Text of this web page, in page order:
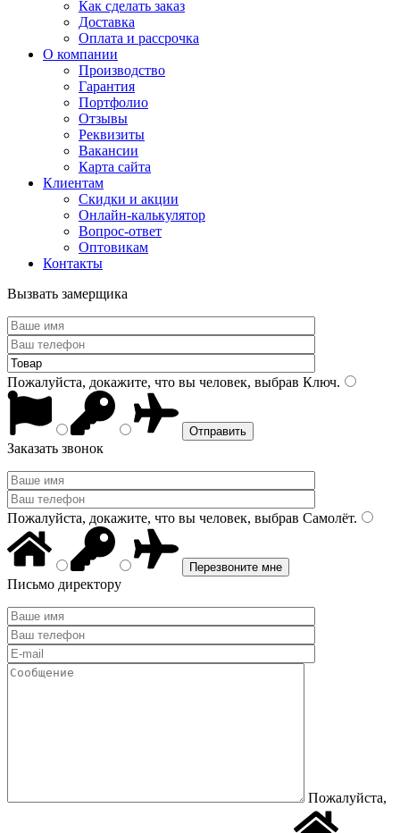
Как сделать заказ
Доставка
Оплата и рассрочка
О компании
Производство
Гарантия
Портфолио
Отзывы
Реквизиты
Вакансии
Карта сайта
Клиентам
Скидки и акции
Онлайн-калькулятор
Вопрос-ответ
Оптовикам
Контакты
Вызвать замерщика
Пожалуйста, докажите, что вы человек, выбрав Ключ.
Заказать звонок
Пожалуйста, докажите, что вы человек, выбрав Самолёт.
Письмо директору
Пожалуйста,